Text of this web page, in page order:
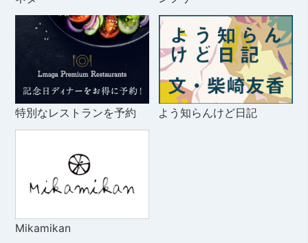
特別なレストランを予約 よう知らんけど日記
Mikamikan